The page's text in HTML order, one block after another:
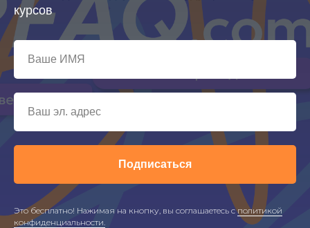
курсов
Подписаться
Это бесплатно! Нажимая на кнопку, вы соглашаетесь сполитикой
конфиденциальности.